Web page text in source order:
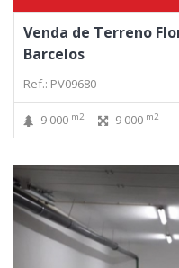
Venda de Terreno
Barcelos
Ref.: PV09680
9 000 m2 9 000 m2